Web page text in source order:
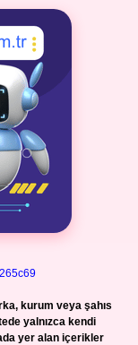
kurum veya şahıs
yalnızca kendi
yer alan içerikler